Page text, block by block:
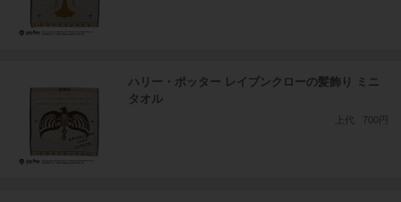
ハリー・ポッター レイブンクローの髪飾り ミニ
タオル
上代 700円